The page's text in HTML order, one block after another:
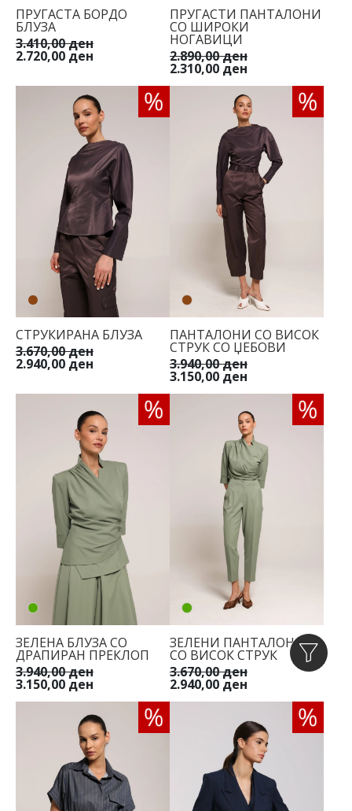
ПРУГАСТА БОРДО
БЛУЗА
3.410,00 ден
2.720,00 ден
ПРУГАСТИ ПАНТАЛОНИ
СО ШИРОКИ
НОГАВИЦИ
2.890,00 ден
2.310,00 ден
СТРУКИРАНА БЛУЗА
3.670,00 ден
2.940,00 ден
ПАНТАЛОНИ СО ВИСОК
СТРУК СО ЏЕБОВИ
3.940,00 ден
3.150,00 ден
ЗЕЛЕНА БЛУЗА СО
ДРАПИРАН ПРЕКЛОП
3.940,00 ден
3.150,00 ден
ЗЕЛЕНИ ПАНТАЛОНИ
СО ВИСОК СТРУК
3.670,00 ден
2.940,00 ден